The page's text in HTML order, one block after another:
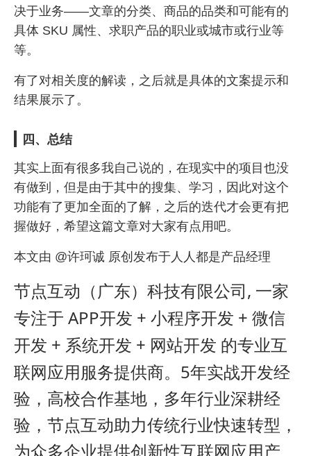
决于业务——文章的分类、商品的品类和可能有的
具体 SKU 属性、求职产品的职业或城市或行业等
等。
有了对相关度的解读，之后就是具体的文案提示和
结果展示了。
四、总结
其实上面有很多我自己说的，在现实中的项目也没
有做到，但是由于其中的搜集、学习，因此对这个
功能有了更加全面的了解，之后的迭代才会更有把
握做好，希望这篇文章对大家有点用吧。
本文由 @许珂诚 原创发布于人人都是产品经理
节点互动（广东）科技有限公司 , 一家
专注于 APP开发 + 小程序开发 + 微信
开发 + 系统开发 + 网站开发 的专业互
联网应用服务提供商。 5年实战开发经
验，高校合作基地，多年行业深耕经
验，节点互动助力传统行业快速转型，
为众多企业提供创新性互联网应用产